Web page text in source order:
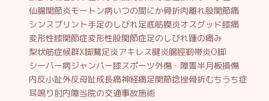
仙腸関節炎モートン病いつの間にか骨折肉離れ股関節痛
シンスプリント手足のしびれ足底筋膜炎オスグッド膝痛
変形性膝関節症変形性股関節症足のしびれ踵の痛み
梨状筋症候群X脚鵞足炎アキレス腱炎腸脛靭帯炎O脚
シーバー病ジャンパー膝スポーツ外傷・障害半月板損傷
内反小趾外反母趾成長痛神経痛足関節捻挫骨折むちうち症
耳鳴り肘内障当院の交通事故施術